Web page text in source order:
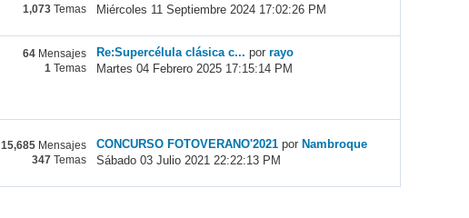
1,073 Temas
Miércoles 11 Septiembre 2024 17:02:26 PM
64 Mensajes
1 Temas
Re:Supercélula clásica c... porrayo
Martes 04 Febrero 2025 17:15:14 PM
15,685 Mensajes
347
Temas
CONCURSO FOTOVERANO'2021 por Nambroque
Sábado 03 Julio 2021 22:22:13 PM